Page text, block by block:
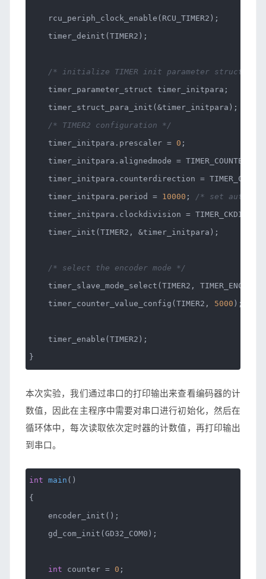
rcu_periph_clock_enable(RCU_TIMER2);
timer_deinit(TIMER2);
/* initialize TIMER init parameter struct */
timer_parameter_struct timer_initpara;
timer_struct_para_init(&timer_initpara);
/* TIMER2 configuration */
timer_initpara.prescaler = 0 ;
timer_initpara.alignedmode =
timer_initpara.counterdirection =
timer_initpara.period =
10000 ;
/* set auto-
timer_initpara.clockdivision =
timer_init(TIMER2, &timer_initpara);
/* select the encoder mode */
timer_slave_mode_select(TIMER2,
timer_counter_value_config(TIMER2,
5000 );
timer_enable(TIMER2);
}
本次实验，我们通过串口的打印输出来查看编码器的计
数值，因此在主程序中需要对串口进行初始化，然后在
循环体中，每次读取依次定时器的计数值，再打印输出
到串口。
int main ()
{
encoder_init();
gd_com_init(GD32_COM0);
int counter = 0 ;